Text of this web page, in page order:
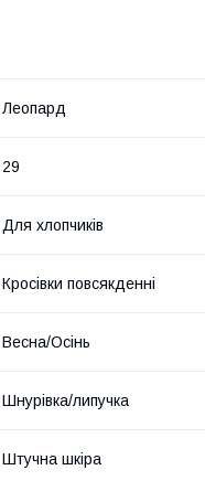
Леопард
29
Для хлопчиків
Кросівки повсякденні
Весна/Осінь
Шнурівка/липучка
Штучна шкіра